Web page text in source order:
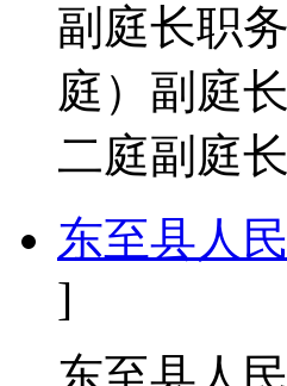
副庭长职
庭）副庭
二庭副庭
东至县人
]